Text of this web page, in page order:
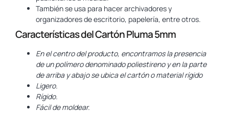
También se usa para hacer archivadores y
organizadores de escritorio, papelería, entre otros.
Características del Cartón Pluma 5mm
En el centro del producto, encontramos la presencia
de un polímero denominado poliestireno y en la parte
de arriba y abajo se ubica el cartón o material rígido
Ligero.
Rígido.
Fácil de moldear.